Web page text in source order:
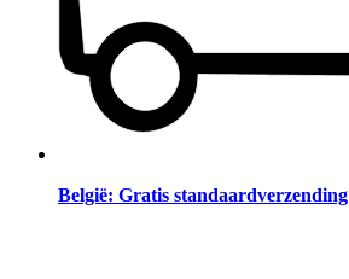
België: Gratis standaardverzending